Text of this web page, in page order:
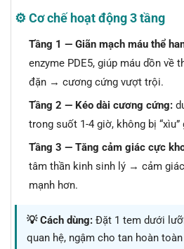
⚙️ Cơ chế hoạt động 3 tầng
Tầng 1 — Giãn mạch máu thể
enzyme PDE5, giúp máu dồn về
đặn → cương cứng vượt trội.
Tầng 2 — Kéo dài cương cứng:
trong suốt 1-4 giờ, không bị “xìu”
Tầng 3 — Tăng cảm giác cực
tâm thần kinh sinh lý → cảm
mạnh hơn.
💡 Cách dùng: Đặt 1 tem dưới
quan hệ, ngậm cho tan hoàn